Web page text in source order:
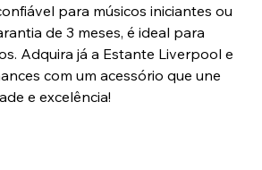
para músicos iniciantes ou
de 3 meses, é ideal para
Adquira já a Estante Liverpool e
com um acessório que une
e excelência!